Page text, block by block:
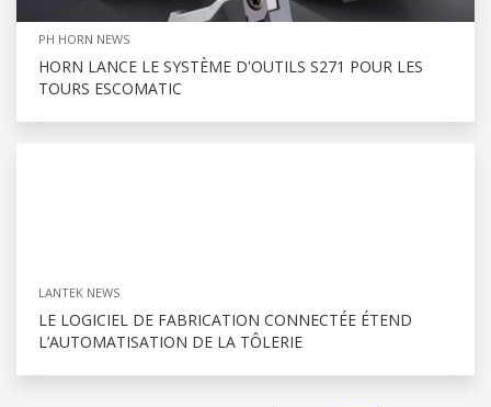
PH HORN NEWS
HORN LANCE LE SYSTÈME D'OUTILS S271 POUR LES
TOURS ESCOMATIC
LANTEK NEWS
LE LOGICIEL DE FABRICATION CONNECTÉE ÉTEND
L’AUTOMATISATION DE LA TÔLERIE